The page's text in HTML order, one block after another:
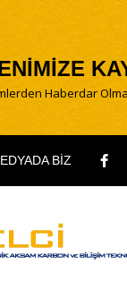
Haberdar
BİZ